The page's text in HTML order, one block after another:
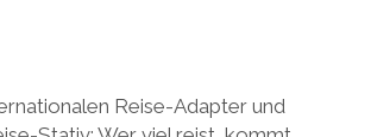
Reise-Adapter und